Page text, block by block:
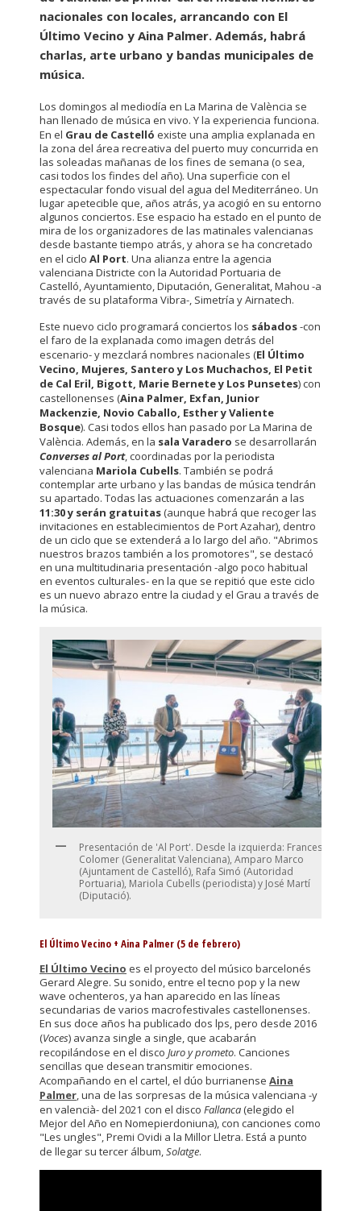
nacionales con locales, arrancando con El
Último Vecino y Aina Palmer. Además, habrá
charlas, arte urbano y bandas municipales de
música.
Los domingos al mediodía en La Marina de València se
han llenado de música en vivo. Y la experiencia funciona.
En el Grau de Castelló existe una amplia explanada en
la zona del área recreativa del puerto muy concurrida en
las soleadas mañanas de los fines de semana (o sea,
casi todos los findes del año). Una superficie con el
espectacular fondo visual del agua del Mediterráneo. Un
lugar apetecible que, años atrás, ya acogió en su entorno
algunos conciertos. Ese espacio ha estado en el punto de
mira de los organizadores de las matinales valencianas
desde bastante tiempo atrás, y ahora se ha concretado
en el ciclo Al Port. Una alianza entre la agencia
valenciana Districte con la Autoridad Portuaria de
Castelló, Ayuntamiento, Diputación, Generalitat, Mahou -a
través de su plataforma Vibra-, Simetría y Airnatech.
Este nuevo ciclo programará conciertos los sábados-con
el faro de la explanada como imagen detrás del
escenario- y mezclará nombres nacionales (El Último
Vecino, Mujeres, Santero y Los Muchachos, El Petit
de Cal Eril, Bigott, Marie Bernete y Los Punsetes) con
castellonenses (Aina Palmer, Exfan, Junior
Mackenzie, Novio Caballo, Esther y Valiente
Bosque). Casi todos ellos han pasado por La Marina de
València. Además, en la sala Varadero se desarrollarán
Converses al Port, coordinadas por la periodista
valenciana Mariola Cubells. También se podrá
contemplar arte urbano y las bandas de música tendrán
su apartado. Todas las actuaciones comenzarán a las
11:30 y serán gratuitas (aunque habrá que recoger las
invitaciones en establecimientos de Port Azahar), dentro
de un ciclo que se extenderá a lo largo del año. "Abrimos
nuestros brazos también a los promotores", se destacó
en una multitudinaria presentación -algo poco habitual
en eventos culturales- en la que se repitió que este ciclo
es un nuevo abrazo entre la ciudad y el Grau a través de
la música.
Presentación de 'Al Port'. Desde la izquierda: Francesc
Colomer (Generalitat Valenciana), Amparo Marco
(Ajuntament de Castelló), Rafa Simó (Autoridad
Portuaria), Mariola Cubells (periodista) y José Martí
(Diputació).
El Último Vecino + Aina Palmer (5 de febrero)
El Último Vecino es el proyecto del músico barcelonés
Gerard Alegre. Su sonido, entre el tecno pop y la new
wave ochenteros, ya han aparecido en las líneas
secundarias de varios macrofestivales castellonenses.
En sus doce años ha publicado dos lps, pero desde 2016
(Voces) avanza single a single, que acabarán
recopilándose en el disco Juro y prometo. Canciones
sencillas que desean transmitir emociones.
Acompañando en el cartel, el dúo burrianense Aina
Palmer , una de las sorpresas de la música valenciana -y
en valencià- del 2021 con el disco Fallanca (elegido el
Mejor del Año en Nomepierdoniuna), con canciones como
"Les ungles", Premi Ovidi a la Millor Lletra. Está a punto
de llegar su tercer álbum, Solatge.